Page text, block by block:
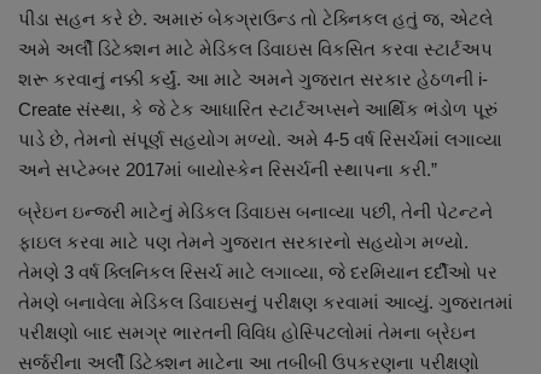
પીડા સહન કરે છે. અમારું બેકગ્રાઉન્ડ તો ટેક્નિકલ હતું જ, એટલે
અમે અર્લી ડિટેક્શન માટે મેડિકલ ડિવાઇસ વિકસિત કરવા સ્ટાર્ટઅપ
શરૂ કરવાનું નક્કી કર્યું. આ માટે અમને ગુજરાત સરકાર હેઠળની i-
Create સંસ્થા, કે જે ટેક આધારિત સ્ટાર્ટઅપ્સને આર્થિક ભંડોળ પૂરું
પાડે છે, તેમનો સંપૂર્ણ સહયોગ મળ્યો. અમે 4-5 વર્ષ રિસર્ચમાં લગાવ્યા
અને સપ્ટેમ્બર 2017માં બાયોસ્કેન રિસર્ચની સ્થાપના કરી.”
બ્રેઇન ઇન્જરી માટેનું મેડિકલ ડિવાઇસ બનાવ્યા પછી, તેની પેટન્ટને
ફાઇલ કરવા માટે પણ તેમને ગુજરાત સરકારનો સહયોગ મળ્યો.
તેમણે 3 વર્ષ ક્લિનિકલ રિસર્ચ માટે લગાવ્યા, જે દરમિયાન દર્દીઓ પર
તેમણે બનાવેલા મેડિકલ ડિવાઇસનું પરીક્ષણ કરવામાં આવ્યું. ગુજરાતમાં
પરીક્ષણો બાદ સમગ્ર ભારતની વિવિધ હોસ્પિટલોમાં તેમના બ્રેઇન
સર્જરીના અર્લી ડિટેક્શન માટેના આ તબીબી ઉપકરણના પરીક્ષણો